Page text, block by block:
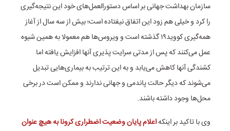
سازمان بهداشت جهانی بر اساس دستورالعمل‌های خود این نتیجه‌گیری
را کرد و خیلی هم زود این اتفاق نیفتاده است؛ بیش از سه سال از آغاز
همه‌گیری کووید۱۹ گذشته است و ویروس‌ها هم معمولا به همین شیوه
عمل می‌کنند که پس از مدتی سرایت پذیری‌ آنها افزایش یافته اما
کشندگی آنها کاهش می‌یابد و به این ترتیب به بیماری‌هایی تبدیل
می‌شوند که دیگر حالت پاندمی و جهانی ندارند و ممکن است در برخی
محل‌ها وجود داشته باشند.
وی با تاکید بر اینکهاعلام پایان وضعیت اضطراری کرونا به هیچ عنوان